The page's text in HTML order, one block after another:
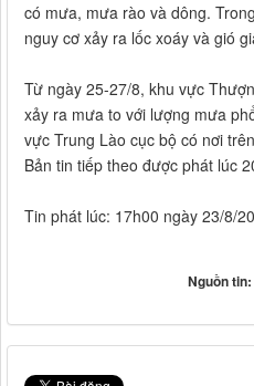
có mưa, mưa rào và dông.
nguy cơ xảy ra lốc xoáy và gió
Từ ngày 25-27/8, khu vực
xảy ra mưa to với lượng mưa
vực Trung Lào cục bộ có nơi
Bản tin tiếp theo được phát lúc
Tin phát lúc: 17h00 ngày 23/8/
Nguồn tin: